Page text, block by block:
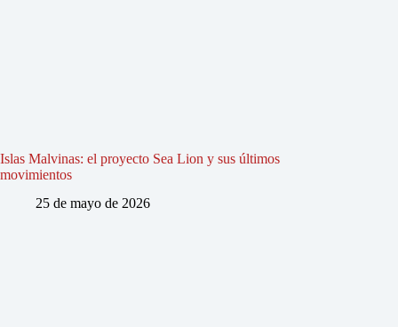
Islas Malvinas: el proyecto Sea Lion y sus últimos
movimientos
25 de mayo de 2026